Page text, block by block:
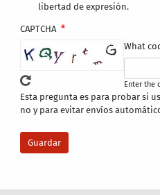
libertad de expresión.
CAPTCHA
What
Enter the
Esta pregunta es para probar si
no y para evitar envíos